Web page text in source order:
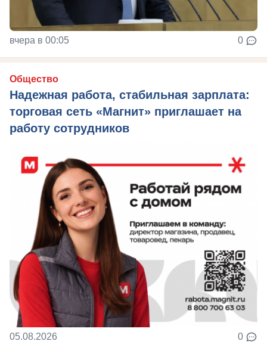
вчера в 00:05 0
Общество
Надежная работа, стабильная зарплата:
торговая сеть «Магнит» приглашает на
работу сотрудников
05.08.2026 0